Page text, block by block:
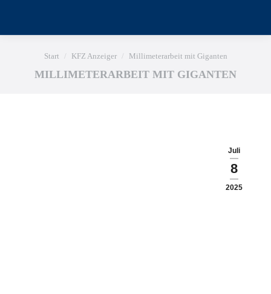
Sie befinden sich hier:
Start KFZ Anzeiger Millimeterarbeit mit Giganten
MILLIMETERARBEIT MIT GIGANTEN
Juli
8
2025